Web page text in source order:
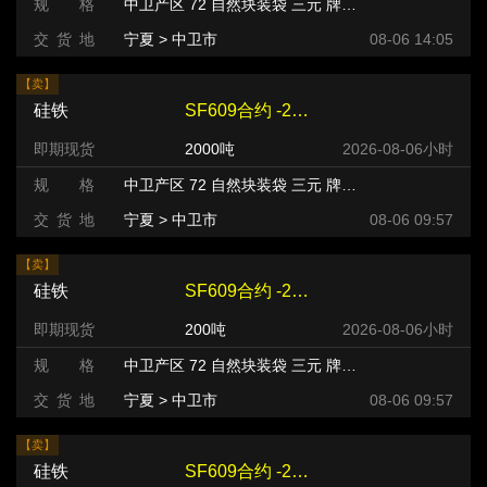
规 格
中卫产区 72 自然块装袋 三元 牌号:FeSi75~B粒度等级/mm
交 货 地
宁夏 > 中卫市 08-06 14:05
【卖】
硅铁 SF609合约 -240 元/吨
即期现货 2000吨 2026-08-06小时
规 格
中卫产区 72 自然块装袋 三元 牌号:FeSi75~B粒度等级/mm
交 货 地
宁夏 > 中卫市 08-06 09:57
【卖】
硅铁 SF609合约 -220 元/吨
即期现货 200吨 2026-08-06小时
规 格
中卫产区 72 自然块装袋 三元 牌号:FeSi75~B粒度等级/mm
交 货 地
宁夏 > 中卫市 08-06 09:57
【卖】
硅铁 SF609合约 -220 元/吨